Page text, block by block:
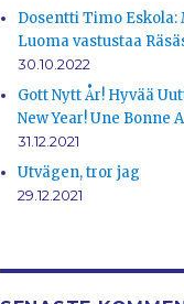
Dosentti Timo
Luoma vastustaa
30.10.2022
Gott Nytt År! Hyvää
New Year! Une Bonne
31.12.2021
Utvägen, tror jag
29.12.2021